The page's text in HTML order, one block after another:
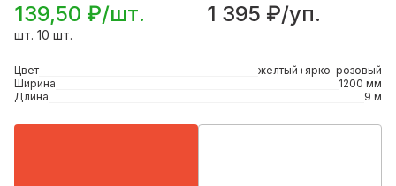
139,50 ₽/шт. 1 395 ₽/уп.
шт. 10 шт.
Цвет
желтый+ярко-розовый
Ширина
1200 мм
Длина
9 м